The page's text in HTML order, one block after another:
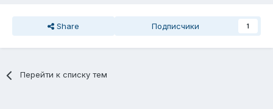
Share Подписчики 1
Перейти к списку тем